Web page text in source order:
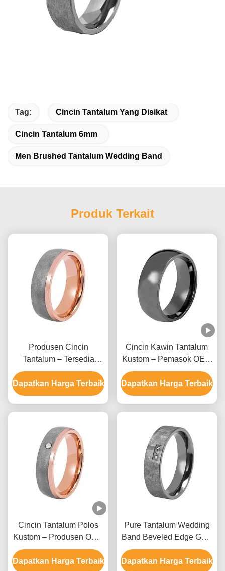
Tag: Cincin Tantalum Yang Disikat
Cincin Tantalum 6mm
Men Brushed Tantalum Wedding Band
Produk Terkait
Produsen Cincin
Tantalum – Tersedia
Desain Polos Buatan
Tangan OEM
Dapatkan Harga Terbaik
Cincin Kawin Tantalum
Kustom – Pemasok OEM
Cincin Polos Buatan
Tangan
Dapatkan Harga Terbaik
Cincin Tantalum Polos
Kustom – Produsen OEM
Buatan Tangan| Pabrik
Perhiasan Aimeili
Dapatkan Harga Terbaik
Pure Tantalum Wedding
Band Beveled Edge Gold
Black Silver Simple
Wedding Band
Dapatkan Harga Terbaik